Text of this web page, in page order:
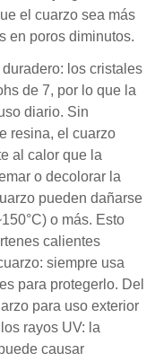
el cuarzo sea más
en poros diminutos.
los cristales
de 7, por lo que la
diario. Sin
resina, el cuarzo
al calor que la
o decolorar la
pueden dañarse
o más. Esto
calientes
siempre usa
para protegerlo. Del
para uso exterior
rayos UV: la
causar